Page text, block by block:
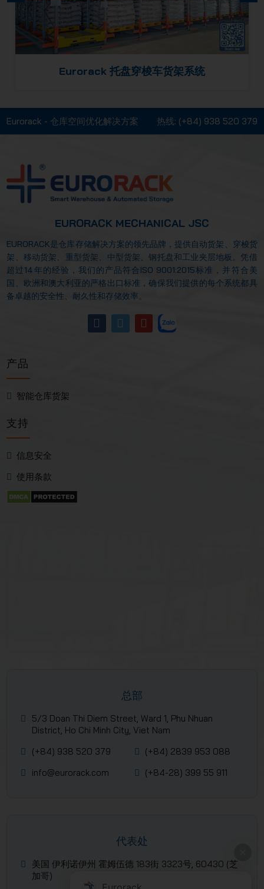
Eurorack 托盘穿梭车货架系统
Eurorack - 仓库空间优化解决方案 热线: (+84) 938 520 379
EURORACK MECHANICAL JSC
EURORACK是仓库存储解决方案的领先品牌，提供自动货架、穿梭货
架、移动货架、重型货架、中型货架、钢托盘和工业夹层地板。凭借
超过14年的经验，我们的产品符合ISO 9001:2015标准，并符合美
国、欧洲和澳大利亚的严格出口标准，确保我们提供的每个系统都具
备卓越的安全性、耐久性和存储效率。
产品
智能仓库货架
支持
信息安全
使用条款
总部
5/3 Doan Thi Diem Street, Ward 1, Phu Nhuan
District, Ho Chi Minh City, Viet Nam
(+84) 938 520 379
(+84) 2839 953 088
info@eurorack.com
(+84-28) 399 55 911
代表处
美国 伊利诺伊州 霍姆伍德 183街 3323号, 60430 (芝
加哥)